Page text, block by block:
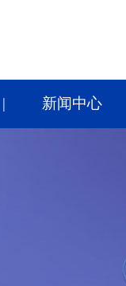
新闻中心